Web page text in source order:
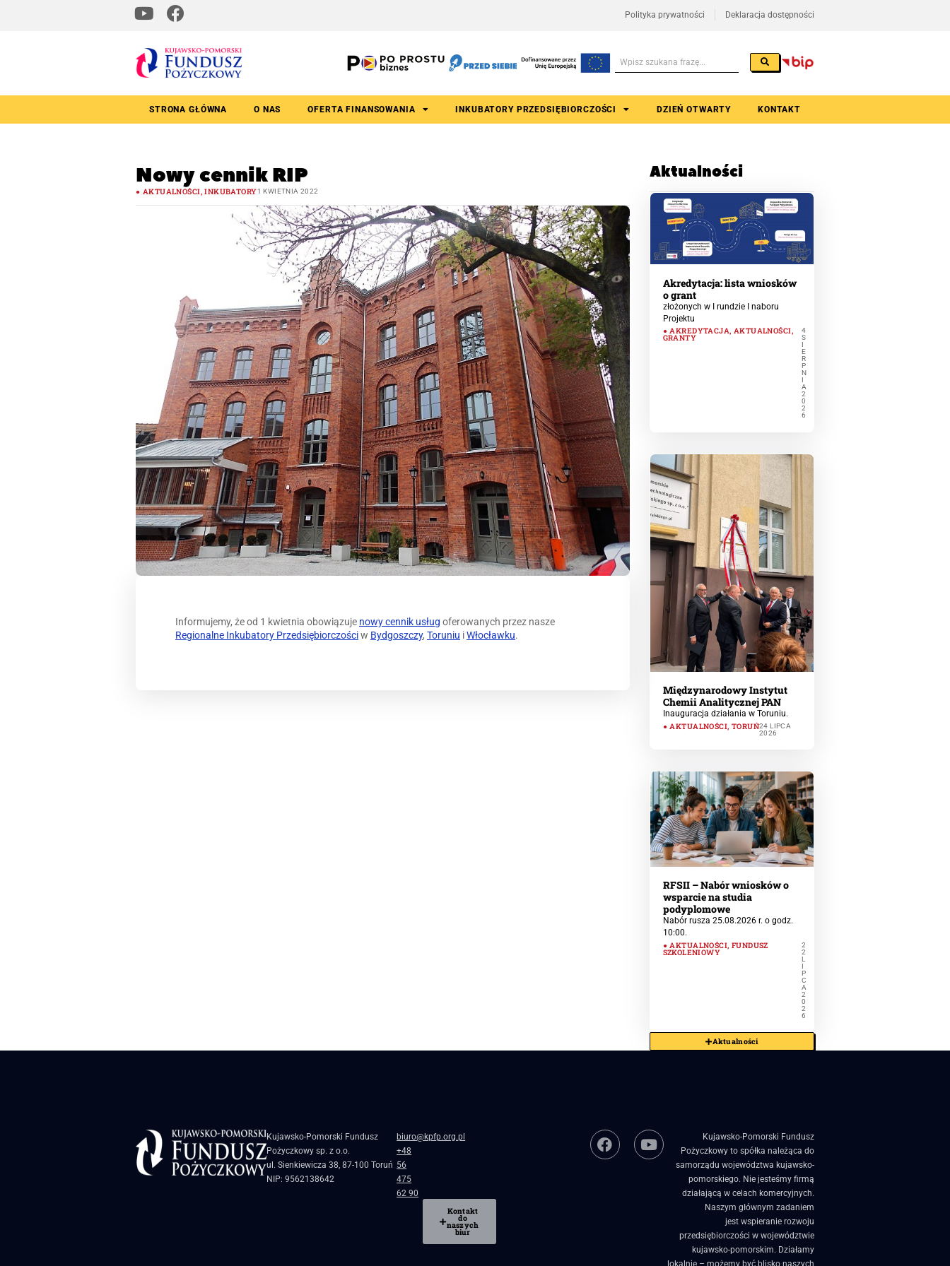
Polityka prywatności Deklaracja dostępności
STRONA GŁÓWNA O NAS OFERTA FINANSOWANIA INKUBATORY PRZEDSIĘBIORCZOŚCI DZIEŃ OTWARTY KONTAKT
Nowy cennik RIP
AKTUALNOŚCI,INKUBATORY1 KWIETNIA 2022
Informujemy, że od 1 kwietnia obowiązuje nowy cennik usług oferowanych przez nasze
Regionalne Inkubatory Przedsiębiorczościw Bydgoszczy, Toruniu iWłocławku.
Aktualności
Akredytacja: lista wniosków
o grant
złożonych w I rundzie I naboru
Projektu
AKREDYTACJA, AKTUALNOŚCI,
GRANTY
4
S
E
R
P
N
A
2
0
2
6
Międzynarodowy Instytut
Chemii Analitycznej PAN
Inauguracja działania w Toruniu.
AKTUALNOŚCI, TORUŃ24 LIPCA
2026
RFSII – Nabór wniosków o
wsparcie na studia
podyplomowe
Nabór rusza 25.08.2026 r. o godz.
10:00.
AKTUALNOŚCI, FUNDUSZ
SZKOLENIOWY
2
2
L
I
P
C
A
2
0
2
6
Aktualności
Kujawsko-Pomorski Fundusz
Pożyczkowy sp. z o.o.
ul. Sienkiewicza 38, 87-100 Toruń
NIP: 9562138642
biuro@kpfp.org.pl
+48
56
475
62 90
Kontakt
do
naszych
biur
Kujawsko-Pomorski Fundusz
Pożyczkowy to spółka należąca do
samorządu województwa kujawsko-
pomorskiego. Nie jesteśmy firmą
działającą w celach komercyjnych.
Naszym głównym zadaniem
jest wspieranie rozwoju
przedsiębiorczości w województwie
kujawsko-pomorskim. Działamy
lokalnie – możemy być blisko naszych